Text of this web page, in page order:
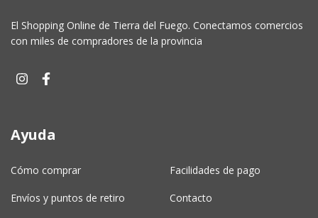
El Shopping Online de Tierra del Fuego. Conectamos comercios
con miles de compradores de la provincia
Ayuda
Cómo comprar Facilidades de pago
Envíos y puntos de retiro Contacto